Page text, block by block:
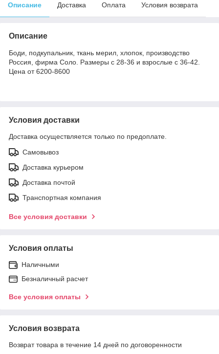
Описание Доставка Оплата Условия возврата
Описание
Боди, подкупальник, ткань мерил, хлопок, производство
Россия, фирма Соло. Размеры с 28-36 и взрослые с 36-42.
Цена от 6200-8600
Условия доставки
Доставка осуществляется только по предоплате.
Самовывоз
Доставка курьером
Доставка почтой
Транспортная компания
Все условия доставки
Условия оплаты
Наличными
Безналичный расчет
Все условия оплаты
Условия возврата
Возврат товара в течение 14 дней по договоренности